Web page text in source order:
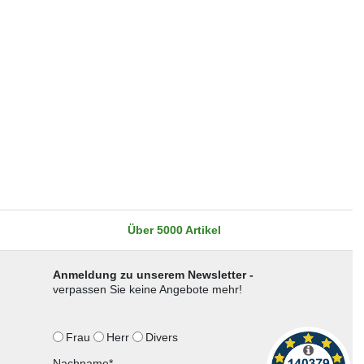
Über 5000 Artikel
Anmeldung zu unserem Newsletter -
verpassen Sie keine Angebote mehr!
Frau Herr
Divers